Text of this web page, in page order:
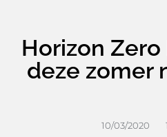
Horizon
deze zomer
10/03/2020